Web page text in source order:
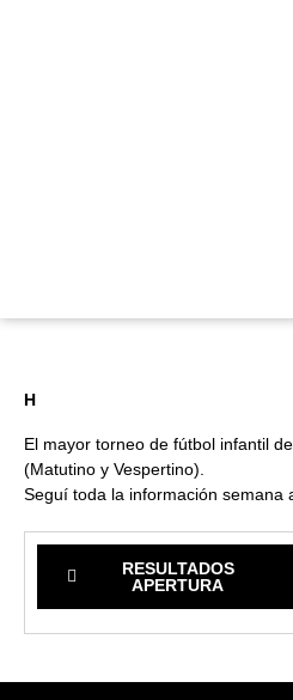
H
El mayor torneo de fútbol infantil
(Matutino y Vespertino).
Seguí toda la información semana
RESULTADOS
APERTURA